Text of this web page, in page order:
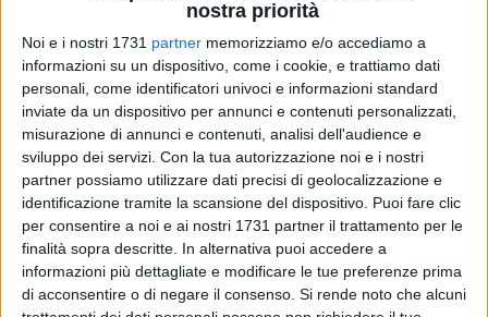
nostra priorità
Noi e i nostri 1731 partner memorizziamo e/o accediamo a
informazioni su un dispositivo, come i cookie, e trattiamo dati
personali, come identificatori univoci e informazioni standard
inviate da un dispositivo per annunci e contenuti personalizzati,
misurazione di annunci e contenuti, analisi dell'audience e
sviluppo dei servizi. Con la tua autorizzazione noi e i nostri
partner possiamo utilizzare dati precisi di geolocalizzazione e
identificazione tramite la scansione del dispositivo. Puoi fare clic
per consentire a noi e ai nostri 1731 partner il trattamento per le
finalità sopra descritte. In alternativa puoi accedere a
informazioni più dettagliate e modificare le tue preferenze prima
di acconsentire o di negare il consenso. Si rende noto che alcuni
Erano da poco passate ledieci di questa mattinaquando tre
auto sono rimaste coinvolte in un incidente lungo la
provinciale 56 che collega Ruvo a Molfetta.